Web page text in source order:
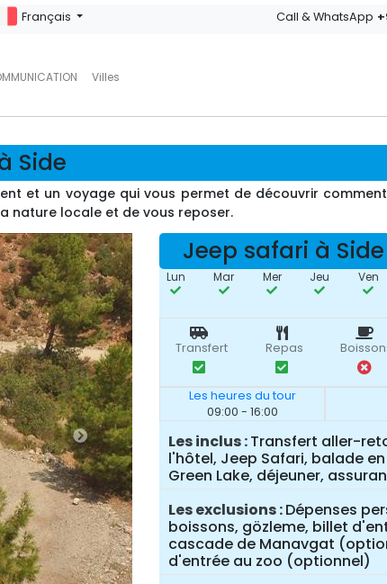
Villes
Français Call & WhatsApp
Side
et un voyage qui vous permet de découvrir
nature locale et de vous reposer.
Jeep safari à
Lun Mar Mer Jeu Ven
Transfert Repas
Les heures du tour
09:00 - 16:00
Les inclus Transfert aller-
l'hôtel, Jeep Safari, balade
Green Lake, déjeuner,
Les exclusions Dépenses
boissons, gözleme, billet
cascade de Manavgat
d'entrée au zoo (optionnel)